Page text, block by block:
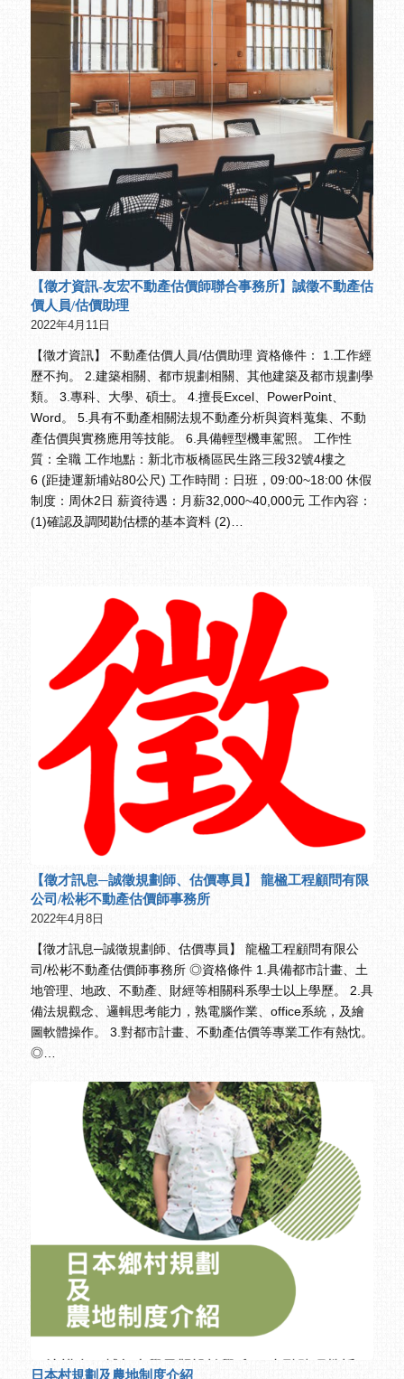
【徵才資訊-友宏不動產估價師聯合事務所】誠徵不動產估
價人員/估價助理
2022年4月11日
【徵才資訊】 不動產估價人員/估價助理 資格條件： 1.工作經
歷不拘。 2.建築相關、都巿規劃相關、其他建築及都市規劃學
類。 3.專科、大學、碩士。 4.擅長Excel、PowerPoint、
Word。 5.具有不動產相關法規不動產分析與資料蒐集、不動
產估價與實務應用等技能。 6.具備輕型機車駕照。 工作性
質：全職 工作地點：新北市板橋區民生路三段32號4樓之
6 (距捷運新埔站80公尺) 工作時間：日班，09:00~18:00 休假
制度：周休2日 薪資待遇：月薪32,000~40,000元 工作內容：
(1)確認及調閱勘估標的基本資料 (2)…
【徵才訊息─誠徵規劃師、估價專員】 龍楹工程顧問有限
公司/松彬不動產估價師事務所
2022年4月8日
【徵才訊息─誠徵規劃師、估價專員】 龍楹工程顧問有限公
司/松彬不動產估價師事務所 ◎資格條件 1.具備都市計畫、土
地管理、地政、不動產、財經等相關科系學士以上學歷。 2.具
備法規觀念、邏輯思考能力，熟電腦作業、office系統，及繪
圖軟體操作。 3.對都市計畫、不動產估價等專業工作有熱忱。
◎…
日本村規劃及農地制度介紹